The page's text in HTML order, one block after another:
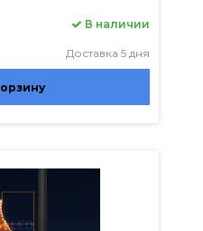
В наличии
Доставка 5 дня